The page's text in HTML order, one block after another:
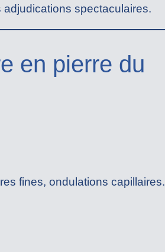
spectaculaires.
en pierre du
fines, ondulations capillaires.